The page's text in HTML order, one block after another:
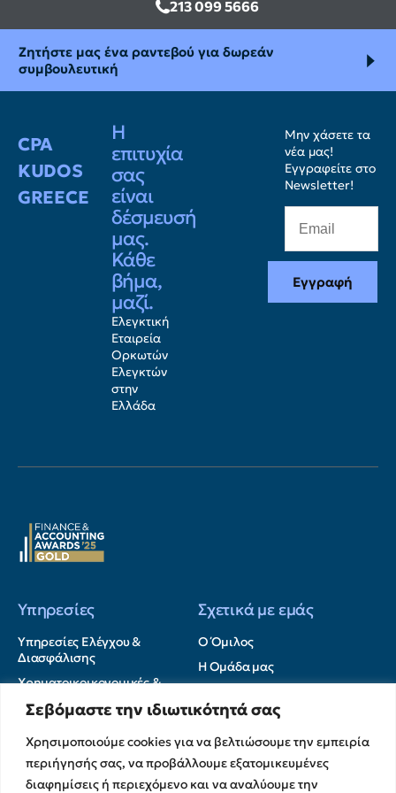
Σεβόμαστε την ιδιωτικότητά σας
Χρησιμοποιούμε cookies για να βελτιώσουμε την εμπειρία
περιήγησής σας, να προβάλλουμε εξατομικευμένες
διαφημίσεις ή περιεχόμενο και να αναλύουμε την
213 099 5666
Ζητήστε μας ένα ραντεβού για δωρεάν
συμβουλευτική
CPA
KUDOS
GREECE
Η
επιτυχία
σας
είναι
δέσμευσή
μας.
Κάθε
βήμα,
μαζί.
Ελεγκτική
Εταιρεία
Ορκωτών
Ελεγκτών
στην
Ελλάδα
Μην χάσετε τα
νέα μας!
Εγγραφείτε στο
Newsletter!
Εγγραφή
Υπηρεσίες
Υπηρεσίες Ελέγχου &
Διασφάλισης
Χρηματοικοικονομικές &
Υπηρεσίες Ανάπτυξης και
Καινοτομίας
Λογιστικές & Φορολογικές
Υπηρεσίες
Σχετικά με εμάς
Ο Όμιλος
Η Ομάδα μας
Στρατηγικές Συνεργασίες
Memberships
Εκθέσεις Διαφάνειας